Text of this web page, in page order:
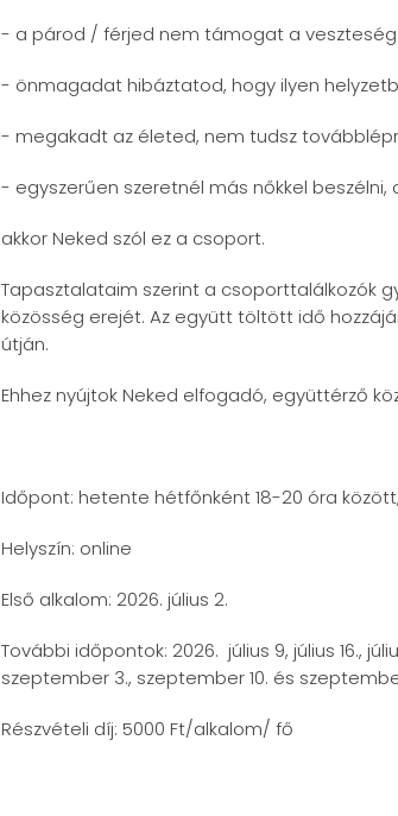
- a párod / férjed nem támogat a
- önmagadat hibáztatod, hogy ilyen
- megakadt az életed, nem tudsz
- egyszerűen szeretnél más nőkkel beszélni,
akkor Neked szól ez a csoport.
Tapasztalataim szerint a csoporttalálkozók
közösség erejét. Az együtt töltött idő
útján.
Ehhez nyújtok Neked elfogadó, együttérző
Időpont: hetente hétfőnként 18-20 óra
Helyszín: online
Első alkalom: 2026. július 2.
További időpontok: 2026. július 9, július 16.,
szeptember 3., szeptember 10. és
Részvételi díj: 5000 Ft/alkalom/ fő